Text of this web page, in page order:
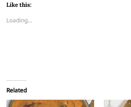
Like this:
Loading...
Related